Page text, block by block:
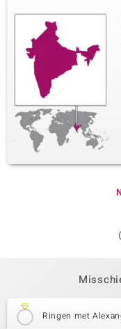
Ringen met